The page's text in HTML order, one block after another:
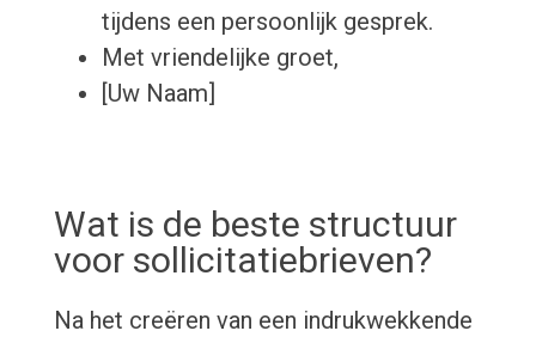
tijdens een persoonlijk gesprek.
Met vriendelijke groet,
[Uw Naam]
Wat is de beste structuur
voor sollicitatiebrieven?
Na het creëren van een indrukwekkende